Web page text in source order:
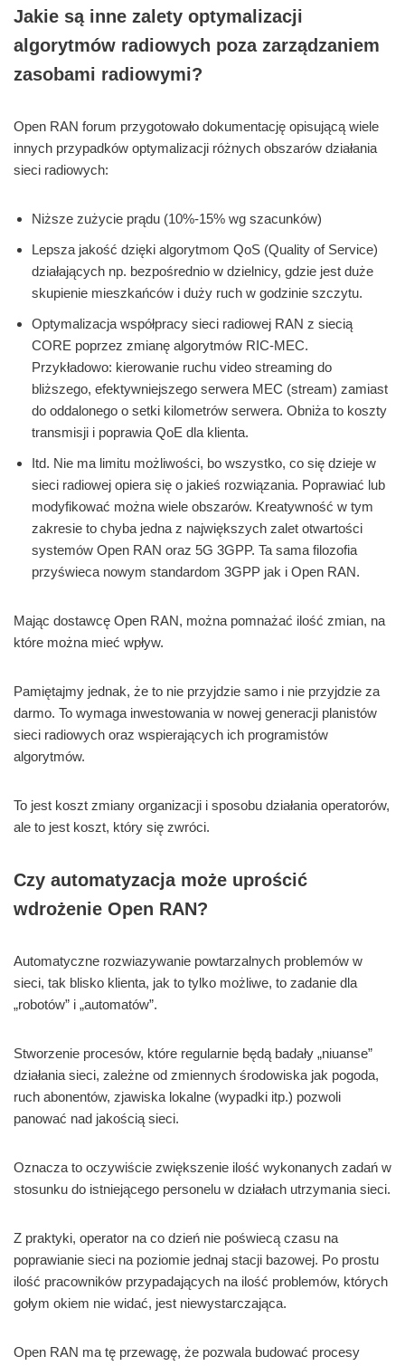
Jakie są inne zalety optymalizacji
algorytmów radiowych poza zarządzaniem
zasobami radiowymi?
Open RAN forum przygotowało dokumentację opisującą wiele
innych przypadków optymalizacji różnych obszarów działania
sieci radiowych:
Niższe zużycie prądu (10%-15% wg szacunków)
Lepsza jakość dzięki algorytmom QoS (Quality of Service)
działających np. bezpośrednio w dzielnicy, gdzie jest duże
skupienie mieszkańców i duży ruch w godzinie szczytu.
Optymalizacja współpracy sieci radiowej RAN z siecią
CORE poprzez zmianę algorytmów RIC-MEC.
Przykładowo: kierowanie ruchu video streaming do
bliższego, efektywniejszego serwera MEC (stream) zamiast
do oddalonego o setki kilometrów serwera. Obniża to koszty
transmisji i poprawia QoE dla klienta.
Itd. Nie ma limitu możliwości, bo wszystko, co się dzieje w
sieci radiowej opiera się o jakieś rozwiązania. Poprawiać lub
modyfikować można wiele obszarów. Kreatywność w tym
zakresie to chyba jedna z największych zalet otwartości
systemów Open RAN oraz 5G 3GPP. Ta sama filozofia
przyświeca nowym standardom 3GPP jak i Open RAN.
Mając dostawcę Open RAN, można pomnażać ilość zmian, na
które można mieć wpływ.
Pamiętajmy jednak, że to nie przyjdzie samo i nie przyjdzie za
darmo. To wymaga inwestowania w nowej generacji planistów
sieci radiowych oraz wspierających ich programistów
algorytmów.
To jest koszt zmiany organizacji i sposobu działania operatorów,
ale to jest koszt, który się zwróci.
Czy automatyzacja może uprościć
wdrożenie Open RAN?
Automatyczne rozwiazywanie powtarzalnych problemów w
sieci, tak blisko klienta, jak to tylko możliwe, to zadanie dla
„robotów” i „automatów”.
Stworzenie procesów, które regularnie będą badały „niuanse”
działania sieci, zależne od zmiennych środowiska jak pogoda,
ruch abonentów, zjawiska lokalne (wypadki itp.) pozwoli
panować nad jakością sieci.
Oznacza to oczywiście zwiększenie ilość wykonanych zadań w
stosunku do istniejącego personelu w działach utrzymania sieci.
Z praktyki, operator na co dzień nie poświecą czasu na
poprawianie sieci na poziomie jednaj stacji bazowej. Po prostu
ilość pracowników przypadających na ilość problemów, których
gołym okiem nie widać, jest niewystarczająca.
Open RAN ma tę przewagę, że pozwala budować procesy